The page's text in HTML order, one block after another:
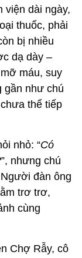
viện dài ngày,
thuốc, phải
bị nhiều
dạ dày –
máu, suy
như chú
thể tiếp
nhỏ: “Có
”, nhưng chú
đàn ông
trơ trơ,
cùng
Chợ Rẫy, cô